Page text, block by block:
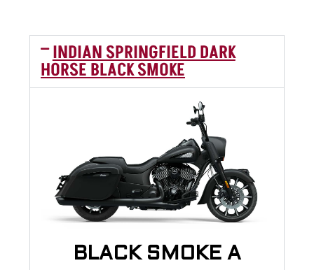
INDIAN SPRINGFIELD DARK
HORSE BLACK SMOKE
BLACK SMOKE A